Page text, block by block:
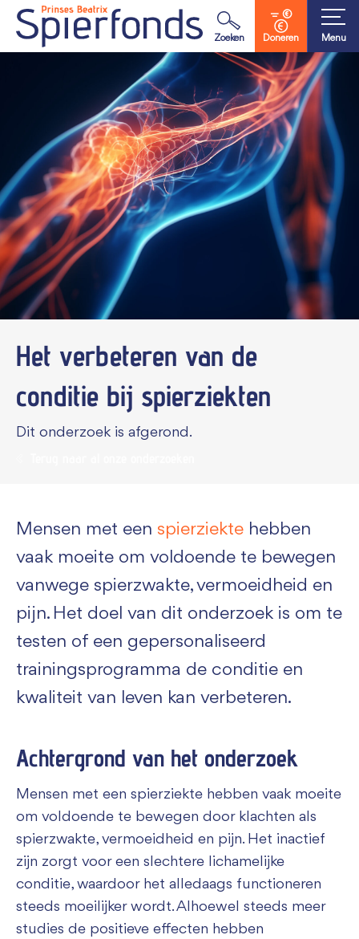
Zoeken Doneren Menu
Waar ben je naar op zoek?
Het verbeteren van de
conditie bij spierziekten
Dit onderzoek is afgerond.
Mensen met een spierziekte hebben
vaak moeite om voldoende te bewegen
vanwege spierzwakte, vermoeidheid en
pijn. Het doel van dit onderzoek is om te
testen of een gepersonaliseerd
trainingsprogramma de conditie en
kwaliteit van leven kan verbeteren.
Achtergrond van het onderzoek
Mensen met een spierziekte hebben vaak moeite
om voldoende te bewegen door klachten als
spierzwakte, vermoeidheid en pijn. Het inactief
zijn zorgt voor een slechtere lichamelijke
conditie, waardoor het alledaags functioneren
steeds moeilijker wordt. Alhoewel steeds meer
studies de positieve effecten hebben